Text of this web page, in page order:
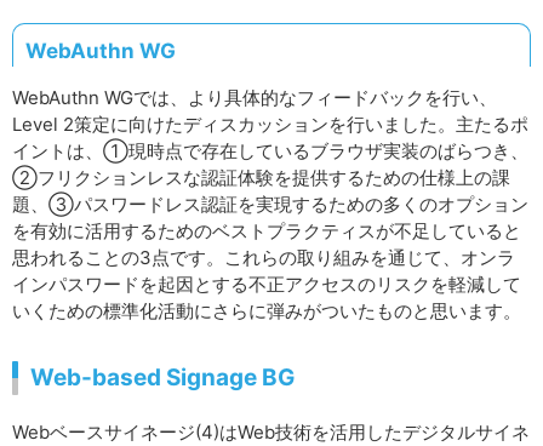
WebAuthn WG
WebAuthn WGでは、より具体的なフィードバックを行い、
Level 2策定に向けたディスカッションを行いました。主たるポ
イントは、①現時点で存在しているブラウザ実装のばらつき、
②フリクションレスな認証体験を提供するための仕様上の課
題、③パスワードレス認証を実現するための多くのオプション
を有効に活用するためのベストプラクティスが不足していると
思われることの3点です。これらの取り組みを通じて、オンラ
インパスワードを起因とする不正アクセスのリスクを軽減して
いくための標準化活動にさらに弾みがついたものと思います。
Web-based Signage BG
Webベースサイネージ(4)はWeb技術を活用したデジタルサイネ